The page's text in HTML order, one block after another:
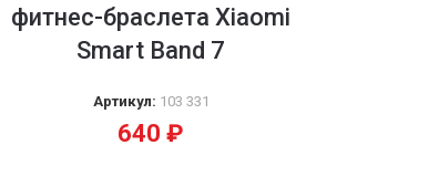
фитнес-браслета Xiaomi
Smart Band 7
Артикул: 103 331
640₽